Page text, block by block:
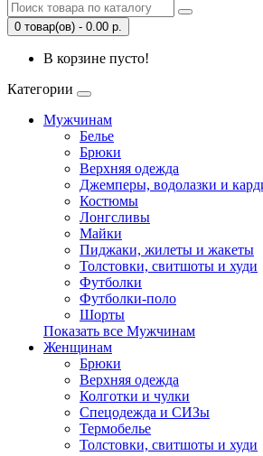
0 товар(ов) - 0.00 р.
В корзине пусто!
Категории
Мужчинам
Белье
Брюки
Верхняя одежда
Джемперы, водолазки и
Костюмы
Лонгсливы
Майки
Пиджаки, жилеты и жакеты
Толстовки, свитшоты и худи
Футболки
Футболки-поло
Шорты
Показать все Мужчинам
Женщинам
Брюки
Верхняя одежда
Колготки и чулки
Спецодежда и СИЗы
Термобелье
Толстовки, свитшоты и худи